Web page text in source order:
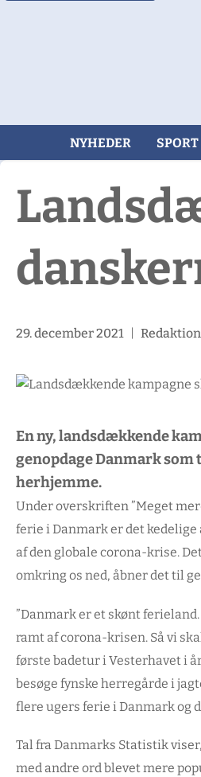
NYHEDER SPORT
29. december 2021| Redaktion
En ny, landsdækkende
genopdage Danmark
herhjemme.
Under overskriften ”Meget
ferie i Danmark er det
af den globale corona-krise.
omkring os ned, åbner det til
”Danmark er et skønt
ramt af corona-krisen. Så vi
første badetur i Vesterhavet i
besøge fynske herregårde i
flere ugers ferie i Danmark og
Tal fra Danmarks Statistik
med andre ord blevet mere